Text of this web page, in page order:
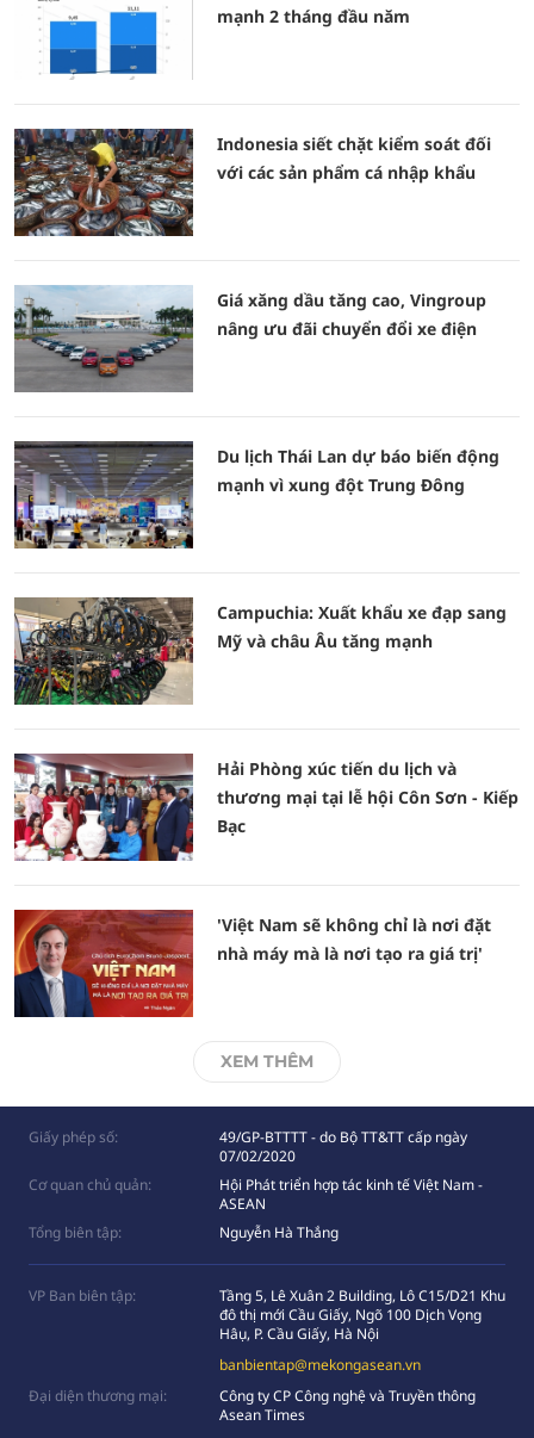
mạnh 2 tháng đầu năm
Indonesia siết chặt kiểm soát đối
với các sản phẩm cá nhập khẩu
Giá xăng dầu tăng cao, Vingroup
nâng ưu đãi chuyển đổi xe điện
Du lịch Thái Lan dự báo biến động
mạnh vì xung đột Trung Đông
Campuchia: Xuất khẩu xe đạp sang
Mỹ và châu Âu tăng mạnh
Hải Phòng xúc tiến du lịch và
thương mại tại lễ hội Côn Sơn - Kiếp
Bạc
'Việt Nam sẽ không chỉ là nơi đặt
nhà máy mà là nơi tạo ra giá trị'
XEM THÊM
Giấy phép số:
49/GP-BTTTT - do Bộ TT&TT cấp ngày
07/02/2020
Cơ quan chủ quản:
Hội Phát triển hợp tác kinh tế Việt Nam -
ASEAN
Tổng biên tập:
Nguyễn Hà Thắng
VP Ban biên tập:
Tầng 5, Lê Xuân 2 Building, Lô C15/D21 Khu
đô thị mới Cầu Giấy, Ngõ 100 Dịch Vọng
Hâụ, P. Cầu Giấy, Hà Nội
banbientap@mekongasean.vn
Đại diện thương mại:
Công ty CP Công nghệ và Truyền thông
Asean Times